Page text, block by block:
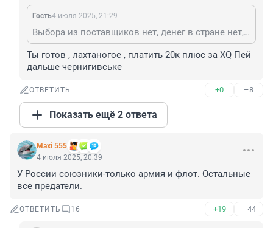
Гость4 июля 2025, 21:29
Выбора из поставщиков нет, денег в стране нет, вот и везут дешевую подделку.
Ты готов , лахтаногое , платить 20к плюс за XQ Пей
дальше чернигивське
ОТВЕТИТЬ +0 –8
Показать ещё 2 ответа
Maxi 555
4 июля 2025, 20:39
У России союзники-только армия и флот. Остальные
все предатели.
ОТВЕТИТЬ 16 +19 –44